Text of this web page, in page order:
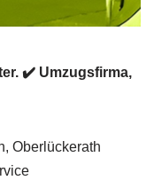
✔️ Umzugsfirma,